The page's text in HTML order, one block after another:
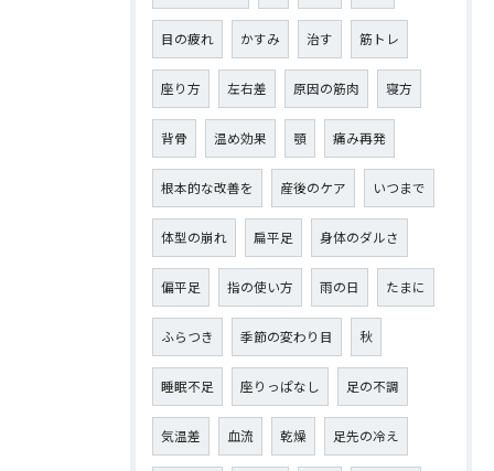
目の疲れ かすみ 治す 筋トレ
座り方 左右差 原因の筋肉 寝方
背骨 温め効果 顎 痛み再発
根本的な改善を 産後のケア いつまで
体型の崩れ 扁平足 身体のダルさ
偏平足 指の使い方 雨の日 たまに
ふらつき 季節の変わり目 秋
睡眠不足 座りっぱなし 足の不調
気温差 血流 乾燥 足先の冷え